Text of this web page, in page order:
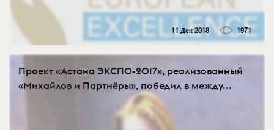
11 Дек 2018 1971
Проект «Астана ЭКСПО-2017», реализованный
«Михайлов и Партнёры», победил в между...